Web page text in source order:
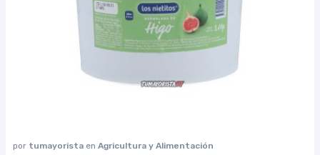
por tumayorista en Agricultura y Alimentación